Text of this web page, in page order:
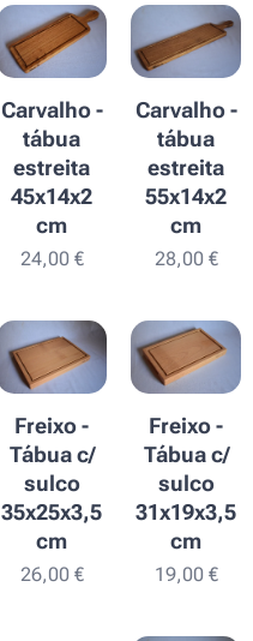
Carvalho -
tábua
estreita
45x14x2
cm
24,00€
Carvalho -
tábua
estreita
55x14x2
cm
28,00€
Freixo -
Tábua c/
sulco
35x25x3,5
cm
26,00€
Freixo -
Tábua c/
sulco
31x19x3,5
cm
19,00€